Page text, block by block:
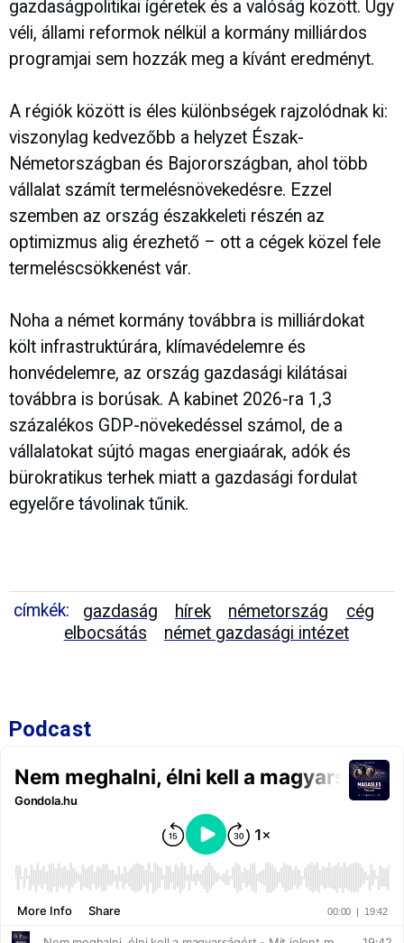
gazdaságpolitikai ígéretek és a valóság között. Úgy
véli, állami reformok nélkül a kormány milliárdos
programjai sem hozzák meg a kívánt eredményt.
A régiók között is éles különbségek rajzolódnak ki:
viszonylag kedvezőbb a helyzet Észak-
Németországban és Bajorországban, ahol több
vállalat számít termelésnövekedésre. Ezzel
szemben az ország északkeleti részén az
optimizmus alig érezhető – ott a cégek közel fele
termeléscsökkenést vár.
Noha a német kormány továbbra is milliárdokat
költ infrastruktúrára, klímavédelemre és
honvédelemre, az ország gazdasági kilátásai
továbbra is borúsak. A kabinet 2026-ra 1,3
százalékos GDP-növekedéssel számol, de a
vállalatokat sújtó magas energiaárak, adók és
bürokratikus terhek miatt a gazdasági fordulat
egyelőre távolinak tűnik.
címkék: gazdaság hírek németország
cég
elbocsátás
német gazdasági intézet
Podcast